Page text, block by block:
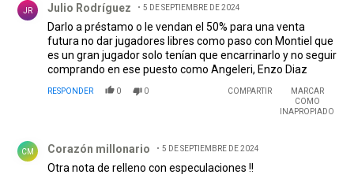
JR Julio Rodríguez 5 DE SEPTIEMBRE DE 2024
Darlo a préstamo o le vendan el 50% para una venta
futura no dar jugadores libres como paso con Montiel que
es un gran jugador solo tenían que encarrinarlo y no seguir
comprando en ese puesto como Angeleri, Enzo Diaz
RESPONDER 0 0 COMPARTIR
MARCAR
COMO
INAPROPIADO
CM Corazón millonario 5 DE SEPTIEMBRE DE 2024
Otra nota de relleno con especulaciones !!